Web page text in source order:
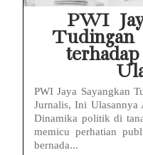
PWI
Tudingan
PWI Jaya Sayangkan
Jurnalis, Ini Ulasannya
Dinamika politik di
memicu perhatian
bernada...